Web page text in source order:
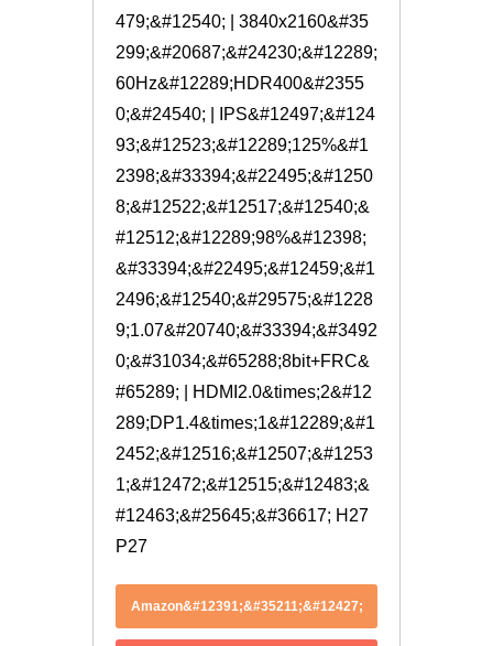
479;&#12540; | 3840x2160&#35
299;&#20687;&#24230;&#12289;
60Hz&#12289;HDR400&#2355
0;&#24540; | IPS&#12497;&#124
93;&#12523;&#12289;125%&#1
2398;&#33394;&#22495;&#1250
8;&#12522;&#12517;&#12540;&
#12512;&#12289;98%&#12398;
&#33394;&#22495;&#12459;&#1
2496;&#12540;&#29575;&#1228
9;1.07&#20740;&#33394;&#3492
0;&#31034;&#65288;8bit+FRC&
#65289; | HDMI2.0&times;2&#12
289;DP1.4&times;1&#12289;&#1
2452;&#12516;&#12507;&#1253
1;&#12472;&#12515;&#12483;&
#12463;&#25645;&#36617; H27
P27
Amazon&#12391;&#35211;&#12427;